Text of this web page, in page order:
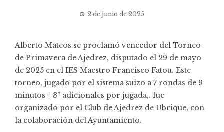
2 de junio de 2025
Alberto Mateos se proclamó vencedor del Torneo
de Primavera de Ajedrez, disputado el 29 de mayo
de 2025 en el IES Maestro Francisco Fatou. Este
torneo, jugado por el sistema suizo a 7 rondas de 9
minutos + 3” adicionales por jugada,. fue
organizado por el Club de Ajedrez de Ubrique, con
la colaboración del Ayuntamiento.